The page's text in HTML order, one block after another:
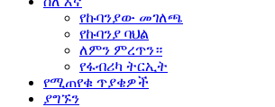
የኩባንያው መገለጫ
የኩባንያ ባህል
ለምን ምረጥን።
የፋብሪካ ትርኢት
የሚጠየቁ ጥያቄዎች
ያግኙን